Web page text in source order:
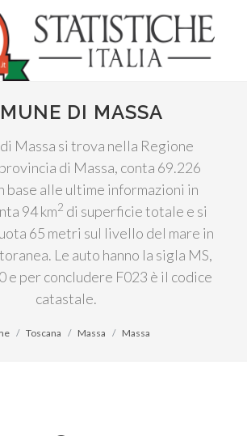
DI MASSA
Massa si trova nella Regione
di Massa, conta 69.226
base alle ultime informazioni in
94 km2 di superficie totale e si
65 metri sul livello del mare in
Le auto hanno la sigla MS,
e per concludere F023 è il codice
catastale.
Toscana Massa Massa